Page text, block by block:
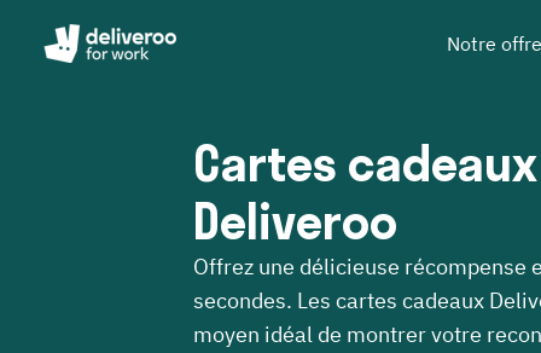
Notre offre
Cartes cadeaux
Deliveroo
Offrez une délicieuse récompense
secondes. Les cartes cadeaux
moyen idéal de montrer votre